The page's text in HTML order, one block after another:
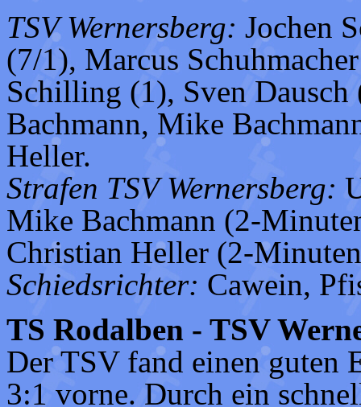
TSV Wernersberg: Jochen
(7/1), Marcus
Schilling (1), Sven Dausch
Bachmann, Mike
Heller.
Strafen TSV Wernersberg:
Mike Bachmann (2-
Christian Heller (2-
Schiedsrichter: Cawein,
TS Rodalben - TSV
Der TSV fand einen guten
3:1 vorne. Durch ein